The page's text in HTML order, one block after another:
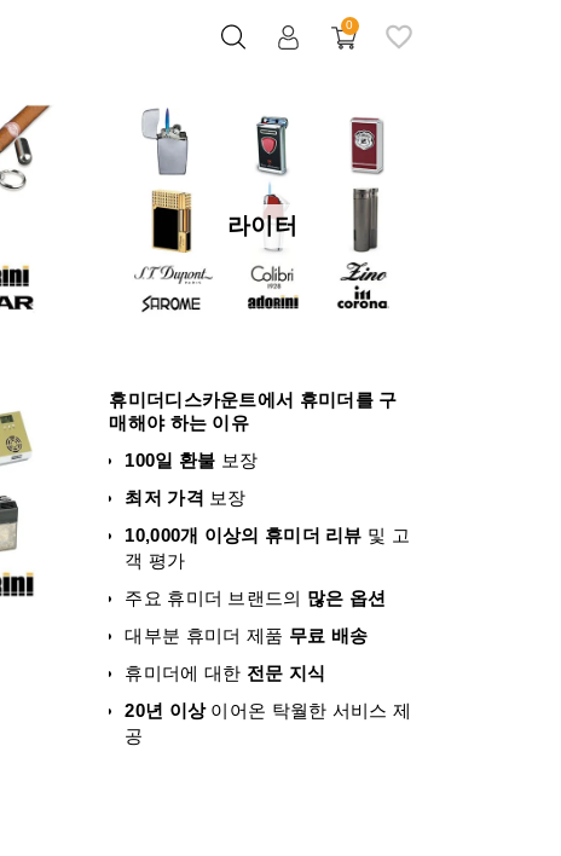
0
라이터
휴미더디스카운트에서 휴미더를 구
매해야 하는 이유
100일 환불 보장
최저 가격 보장
10,000개 이상의 휴미더 리뷰 및 고
객 평가
주요 휴미더 브랜드의 많은 옵션
대부분 휴미더 제품 무료 배송
휴미더에 대한 전문 지식
20년 이상이어온 탁월한 서비스 제
공